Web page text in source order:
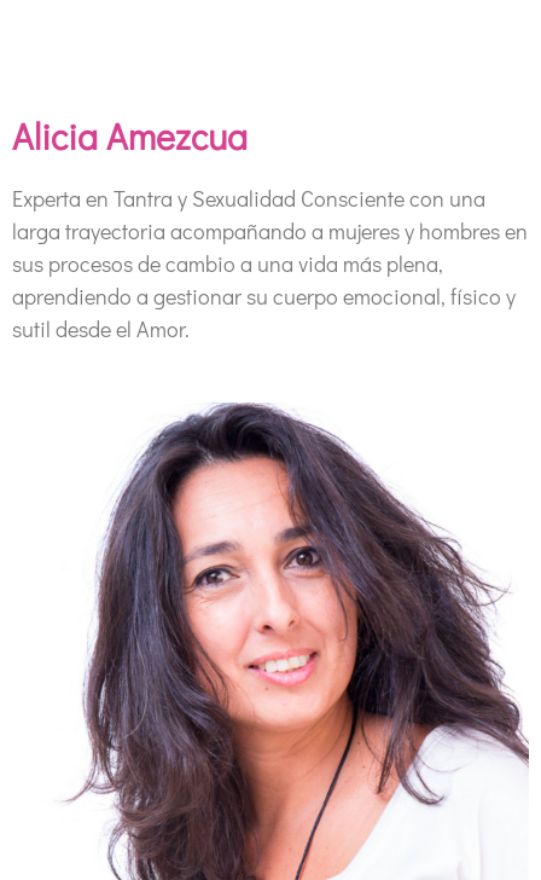
Alicia Amezcua
Experta en Tantra y Sexualidad Consciente con una
larga trayectoria acompañando a mujeres y hombres en
sus procesos de cambio a una vida más plena,
aprendiendo a gestionar su cuerpo emocional, físico y
sutil desde el Amor.